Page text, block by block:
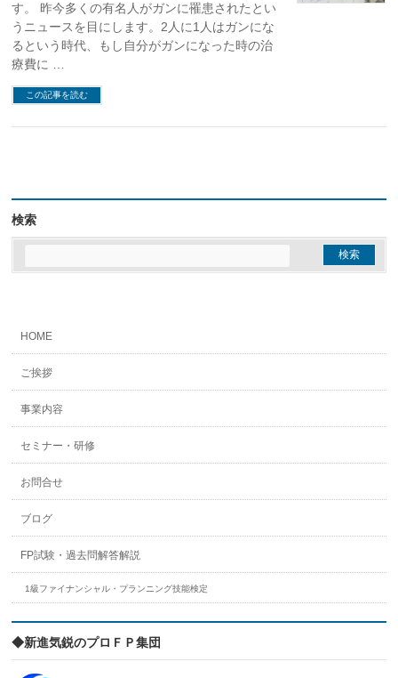
す。 昨今多くの有名人がガンに罹患されたとい
うニュースを目にします。2人に1人はガンにな
るという時代、もし自分がガンになった時の治
療費に …
この記事を読む
検索
HOME
ご挨拶
事業内容
セミナー・研修
お問合せ
ブログ
FP試験・過去問解答解説
1級ファイナンシャル・プランニング技能検定
◆新進気鋭のプロＦＰ集団